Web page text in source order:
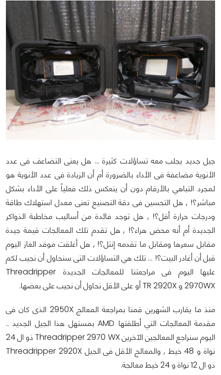
جيل جديد يجلب معه تساؤلات كثيرة ... هل يعنى التضاعف فى عدد
الأنوية مضاعفة فى الأداء بالضرورة أم أن الزيادة فى عدد الأنوية هو
لمجرد التباهي بالأرقام دون أن ينعكس ذلك فعلياً على الأداء بشكل
مباشر؟! , هل التحسين فى دقة التصنيع تعنى معدل استهلاك طاقة
ودرجات حرارة أقل؟! , هل توجد فائدة من أساليب مخاطبة الذواكر
الجديدة أم أنه محض هراء؟! , هل تقدم تلك المعالجات قيمة جيدة
مقابل سعرها ومقابل ما تقدمه إنتل؟! , هل أغلقت موقد الغاز اليوم
قبل أن أغادر البيت؟! ... تلك هي التساؤلات التى سنحاول أن نجيب لكم
عليها اليوم فى مراجعتنا للمعالجات الجديدة Threadripper
2970WX و TR 2920X أو على الأقل نحاول أن نجيب على بعضها.
منذ ما يقارب الشهرين قمنا بمراجعة المعالج 2950X الذى كان فى
مقدمة المعالجات التي أطلقتها AMD بمستهل هذا الجيل الجديد ..
اليوم سنراجع المعالجين الآخرين Threadripper 2970 WX ذو ال 24
نواة و 48 خيط , والمعالج الأقل فى الجيل Threadripper 2920X
ذو ال 12 نواة و 24 خيط معالجة.